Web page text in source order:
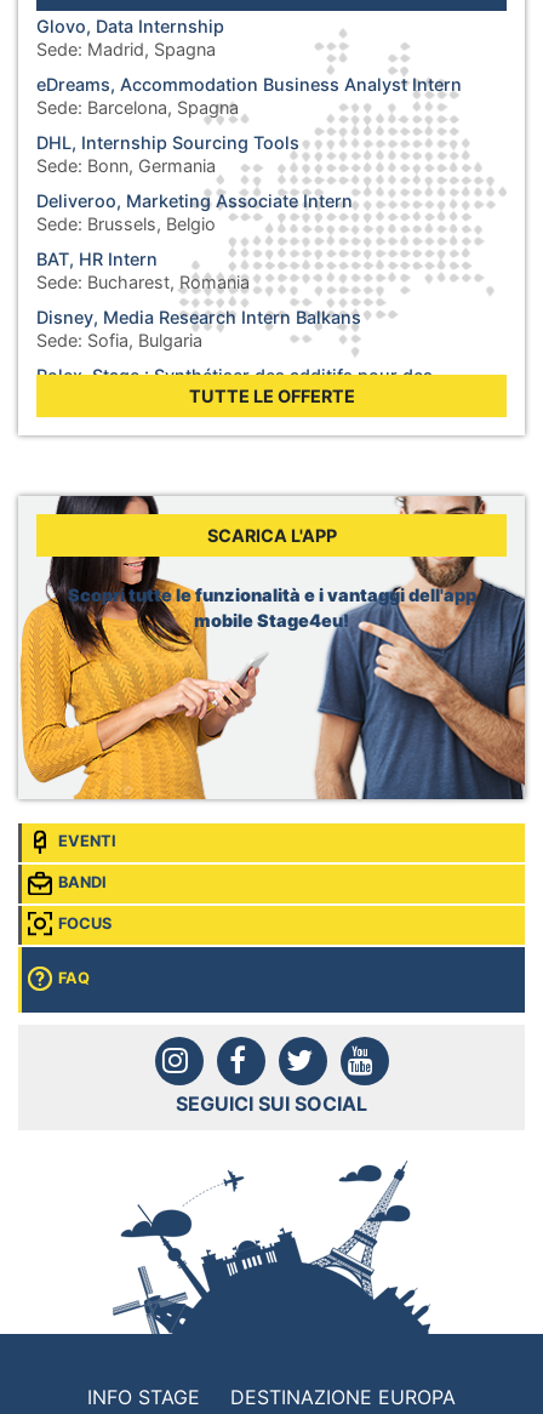
Glovo, Data Internship
Sede: Madrid, Spagna
eDreams, Accommodation Business Analyst Intern
Sede: Barcelona, Spagna
DHL, Internship Sourcing Tools
Sede: Bonn, Germania
Deliveroo, Marketing Associate Intern
Sede: Brussels, Belgio
BAT, HR Intern
Sede: Bucharest, Romania
Disney, Media Research Intern Balkans
Sede: Sofia, Bulgaria
Rolex, Stage : Synthétiser des additifs pour des
Sede: Biel, Svizzera
WHO, Internship - Nutrition and Food Safety
Geneva, Svizzera
Dior, Merchandising Intern
Sede: Brussels, Belgio
TUTTE LE OFFERTE
SCARICA L'APP
Scopri tutte le funzionalità e i vantaggi dell'app
mobile Stage4eu!
EVENTI
BANDI
FOCUS
FAQ
SEGUICI SUI SOCIAL
INFO STAGE
DESTINAZIONE EUROPA